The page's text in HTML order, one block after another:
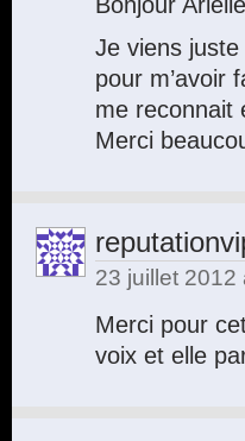
Je viens
pour m’avoir
me reconnait
Merci
23 juillet 2012
Merci pour
voix et elle